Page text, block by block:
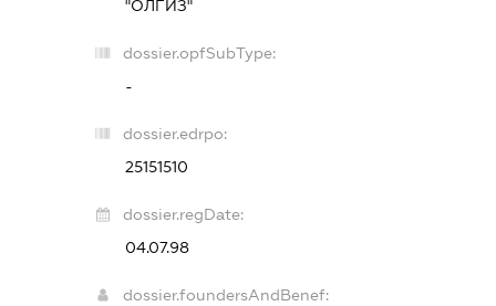
"ОЛГИЗ"
dossier.opfSubType:
-
dossier.edrpo:
25151510
dossier.regDate:
04.07.98
dossier.foundersAndBenef: